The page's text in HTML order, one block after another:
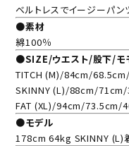
ベルトレスでイージーパン
●素材
綿100％
●SIZE/ウエスト/股下/モ
TITCH (M)/84cm/
SKINNY (L)/88cm/
FAT (XL)/94cm/73.5cm/
●モデル
178cm 64kg SKINNY (L)